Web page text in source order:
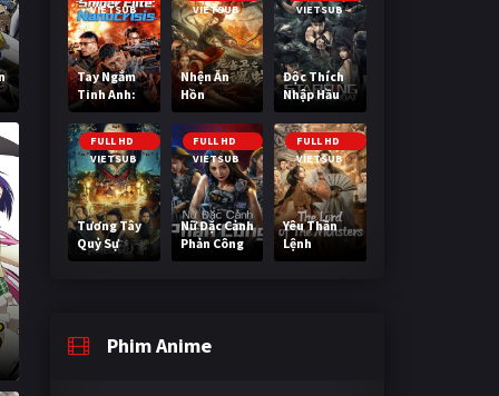
VIETSUB
Tay Ngắm
Tinh Anh:
Nguy Cơ
Nano
VIETSUB
Nhện Ăn
Hồn
VIETSUB
Độc Thích
Nhập Hầu
FULL HD
VIETSUB
Tương Tây
Quỷ Sự
FULL HD
VIETSUB
Nữ Đặc Cảnh
Phản Công
FULL HD
VIETSUB
Yêu Thần
Lệnh
Phim Anime